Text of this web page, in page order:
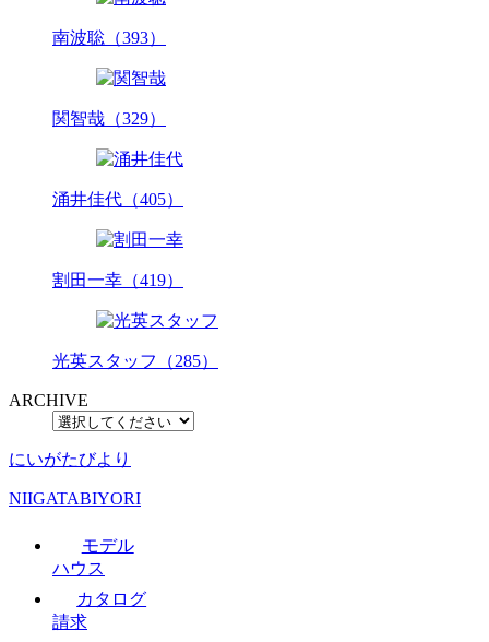
南波聡（393）
関智哉（329）
涌井佳代（405）
割田一幸（419）
光英スタッフ（285）
ARCHIVE
にいがたびより
NIIGATABIYORI
モデル
ハウス
カタログ
請求